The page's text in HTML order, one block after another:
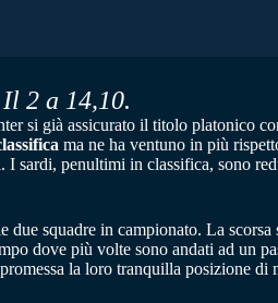
2 a 14,10.
si già assicurato il titolo platonico
ma ne ha ventuno in più
sardi, penultimi in classifica, sono
squadre in campionato. La
dove più volte sono andati ad un
la loro tranquilla posizione di